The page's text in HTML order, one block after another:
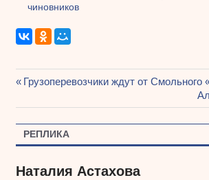
чиновников
записям
Предыдущая
Грузоперевозчики ждут от Смольного
РЕПЛИКА
Наталия Астахова